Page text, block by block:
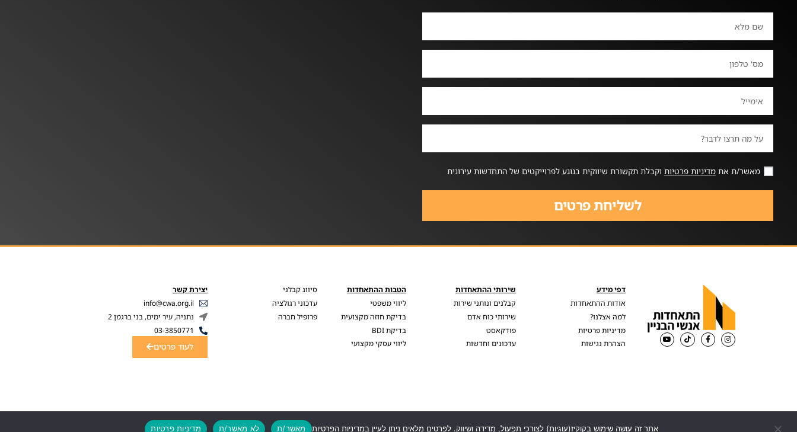
מאשר/ת אתמדיניות פרטיות וקבלת תקשורת שיווקית בנוגע לפרוייקטים של התחדשות עירונית
לשליחת פרטים
דפי מידע
אודות ההתאחדות
למה אצלנו?
מדיניות פרטיות
הצהרת נגישות
שירותי ההתאחדות
קבלנים ונותני שירות
שירותי כוח אדם
פודקאסט
עדכונים וחדשות
הטבות ההתאחדות
ליווי משפטי
בדיקת חוזה מקצועית
בדיקת BDI
ליווי עסקי מקצועי
סיווג קבלני
עדכוני רגולציה
פרופיל חברה
יצירת קשר
info@cwa.org.il
נתניה, עיר ימים, בני ברגמן 2
03-3850771
לעוד פרטים
אתר זה עושה שימוש בקוקיז(עוגיות) לצורכי תפעול, מדידה ושיווק. לפרטים מלאים ניתן לעיין במדיניות הפרטיות מאשר/ת לא מאשר/ת מדיניות פרטיות